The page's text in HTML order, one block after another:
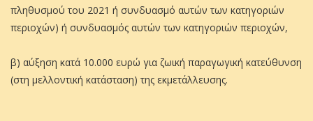
πληθυσµού του 2021 ή συνδυασµό αυτών των κατηγοριών
περιοχών) ή συνδυασµός αυτών των κατηγοριών περιοχών,
β) αύξηση κατά 10.000 ευρώ για ζωική παραγωγική κατεύθυνση
(στη µελλοντική κατάσταση) της εκµετάλλευσης.